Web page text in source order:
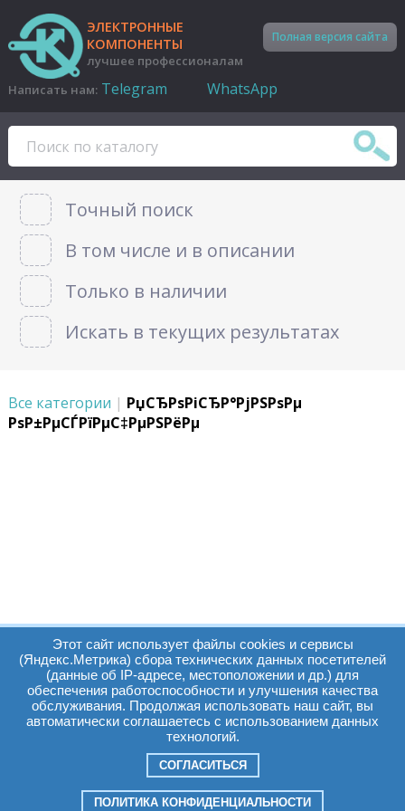
ЭЛЕКТРОННЫЕ
КОМПОНЕНТЫ
лучшее профессионалам
Полная версия сайта
Написать нам: Telegram WhatsApp
Точный поиск
В том числе и в описании
Только в наличии
Искать в текущих результатах
Все категории | РџСЂРѕРіСЂР°РјРЅРѕРµ
РѕР±РµСЃРїРµС‡РµРЅРёРµ
Часы работы:
Суб. Воскр. вых.
Томск, пр. Ленина г,
д. 159
Этот сайт использует файлы cookies и сервисы
(Яндекс.Метрика) сбора технических данных посетителей
(данные об IP-адресе, местоположении и др.) для
обеспечения работоспособности и улучшения качества
обслуживания. Продолжая использовать наш сайт, вы
автоматически соглашаетесь с использованием данных
технологий.
СОГЛАСИТЬСЯ
ПОЛИТИКА КОНФИДЕНЦИАЛЬНОСТИ